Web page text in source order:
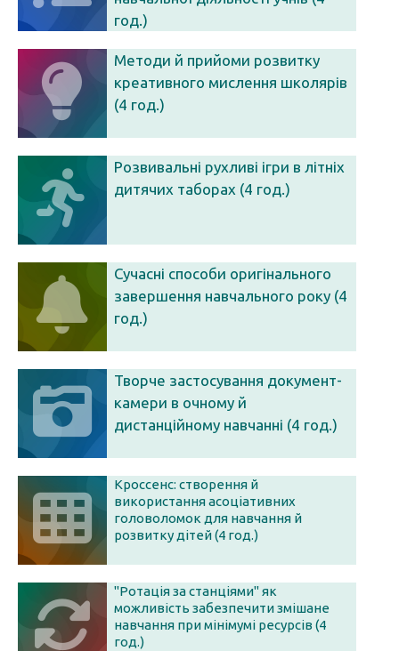
год.)
Методи й прийоми розвитку
креативного мислення школярів
(4 год.)
Розвивальні рухливі ігри в літніх
дитячих таборах (4 год.)
Сучасні способи оригінального
завершення навчального року (4
год.)
Творче застосування документ-
камери в очному й
дистанційному навчанні (4 год.)
Кроссенс: створення й
використання асоціативних
головоломок для навчання й
розвитку дітей (4 год.)
"Ротація за станціями" як
можливість забезпечити змішане
навчання при мінімумі ресурсів (4
год.)